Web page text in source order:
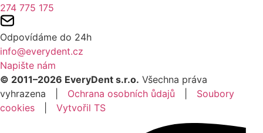
274 775 175
Odpovídáme do 24h
info@everydent.cz
Napište nám
© 2011–2026 EveryDent s.r.o. Všechna práva
vyhrazena | Ochrana osobních ůdajů
Soubory
cookies
Vytvořil TS